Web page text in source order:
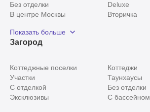
Без отделки
Deluxe
В центре Москвы
Вторичка
Рядом с парком
С панорамными окнами
Показать больше
Загород
Коттеджные поселки
Коттеджи
Участки
Таунхаусы
С отделкой
Без отделки
Эксклюзивы
С бассейном